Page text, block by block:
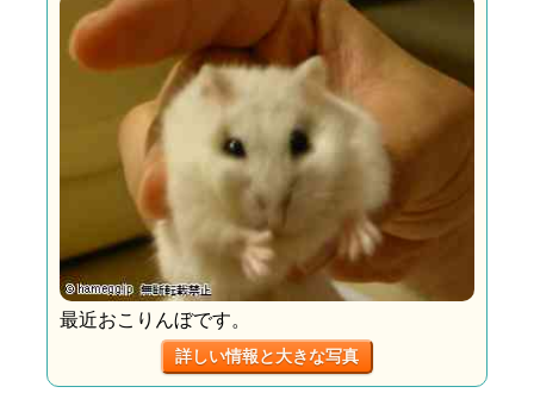
最近おこりんぼです。
詳しい情報と大きな写真